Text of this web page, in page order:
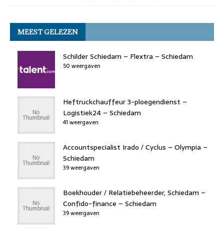
MEEST GELEZEN
Schilder Schiedam – Flextra – Schiedam
50 weergaven
Heftruckchauffeur 3-ploegendienst –
Logistiek24 – Schiedam
41 weergaven
Accountspecialist Irado / Cyclus – Olympia –
Schiedam
39 weergaven
Boekhouder / Relatiebeheerder, Schiedam –
Confido-finance – Schiedam
39 weergaven